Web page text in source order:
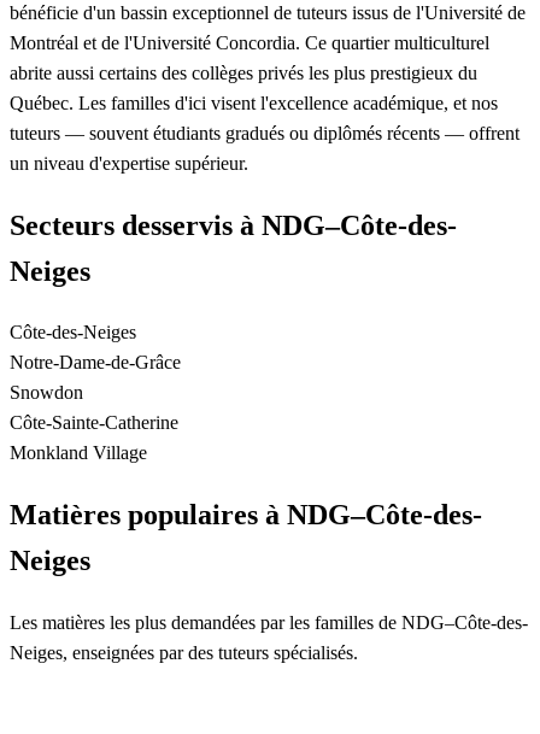
bénéficie d'un bassin exceptionnel de tuteurs issus de l'Université de
Montréal et de l'Université Concordia. Ce quartier multiculturel
abrite aussi certains des collèges privés les plus prestigieux du
Québec. Les familles d'ici visent l'excellence académique, et nos
tuteurs — souvent étudiants gradués ou diplômés récents — offrent
un niveau d'expertise supérieur.
Secteurs desservis à NDG–Côte-des-
Neiges
Côte-des-Neiges
Notre-Dame-de-Grâce
Snowdon
Côte-Sainte-Catherine
Monkland Village
Matières populaires à NDG–Côte-des-
Neiges
Les matières les plus demandées par les familles de NDG–Côte-des-
Neiges, enseignées par des tuteurs spécialisés.